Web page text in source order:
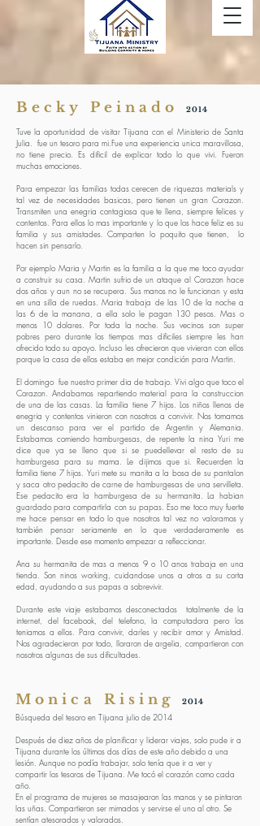
Becky Peinado 2014
Tuve la oportunidad de visitar Tijuana con el Ministerio de Santa
Julia. fue un tesoro para mi.Fue una experiencia unica maravillosa,
no tiene precio. Es dificil de explicar todo lo que vivi. Fueron
muchas emociones.
Para empezar las familias todas cerecen de riquezas materials y
tal vez de necesidades basicas, pero tienen un gran Corazon.
Transmiten una enegria contagiosa que te llena, siempre felices y
contentos. Para ellos lo mas importante y lo que los hace feliz es su
familia y sus amistades. Comparten lo poquito que tienen,
lo
hacen sin pensarlo.
Por ejemplo Maria y Martin es la familia a la que me toco ayudar
a construir su casa. Martin sufrio de un ataque al Corazon hace
dos años y aun no se recupera. Sus manos no le funcionan y esta
en una silla de ruedas. Maria trabaja de las 10 de la noche a
las 6 de la manana, a ella solo le pagan 130 pesos. Mas o
menos 10 dolares. Por toda la noche. Sus vecinos son super
pobres pero durante los tiempos mas dificiles siempre les han
ofrecido todo su apoyo. Incluso les ofrecieron que vivieran con ellos
porque la casa de ellos estaba en mejor condición para Martin.
El domingo fue nuestro primer dia de trabajo. Vivi algo que toco el
Corazon. Andabamos repartiendo material para la construccion
de una de las casas. La familia tiene 7 hijos. Los niños llenos de
enegria y contentos vinieron con nosotros a convivir. Nos tomamos
un descanso para ver el partido de Argentin y Alemania.
Estabamos comiendo hamburgesas, de repente la nina Yuri me
dice que ya se lleno que si se puedellevar el resto de su
hamburgesa para su mama. Le dijimos que si. Recuerden la
familia tiene 7 hijos. Yuri mete su manita a la bosa de su pantalon
y saca otro pedacito de carne de hamburgesas de una servilleta.
Ese pedacito era la hamburgesa de su hermanita. La habian
guardado para compartirla con su papas. Eso me toco muy fuerte
me hace pensar en todo lo que nosotros tal vez no valoramos y
también pensar seriamente en lo que verdaderamente es
importante. Desde ese momento empezar a refleccionar.
Ana su hermanita de mas a menos 9 o 10 anos trabaja en una
tienda. Son ninos working, cuidandose unos a otros a su corta
edad, ayudando a sus papas a sobrevivir.
Durante este viaje estabamos desconectados
totalmente de la
internet, del facebook, del telefono, la computadora pero los
teniamos a ellos. Para convivir, darles y recibir amor y Amistad.
Nos agradecieron por todo, lloraron de argelia, compartieron con
nosotros algunas de sus dificultades.
Monica Rising 2014
Búsqueda del tesoro en Tijuana julio de 2014
Después de diez años de planificar y liderar viajes, solo pude ir a
Tijuana durante los últimos dos días de este año debido a una
lesión. Aunque no podía trabajar, solo tenía que ir a ver y
compartir los tesoros de Tijuana. Me tocó el corazón como cada
año.
En el programa de mujeres se masajearon las manos y se pintaron
las uñas. Compartieron ser mimados y servirse el uno al otro. Se
sentían atesorados y valorados.